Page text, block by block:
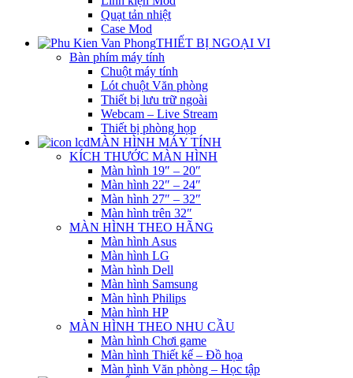
Quạt tản nhiệt
Case Mod
THIẾT BỊ NGOẠI VI
Bàn phím máy tính
Chuột máy tính
Lót chuột Văn phòng
Thiết bị lưu trữ ngoài
Webcam – Live Stream
Thiết bị phòng họp
MÀN HÌNH MÁY TÍNH
KÍCH THƯỚC MÀN HÌNH
Màn hình 19″ – 20″
Màn hình 22″ – 24″
Màn hình 27″ – 32″
Màn hình trên 32″
MÀN HÌNH THEO HÃNG
Màn hình Asus
Màn hình LG
Màn hình Dell
Màn hình Samsung
Màn hình Philips
Màn hình HP
MÀN HÌNH THEO NHU CẦU
Màn hình Chơi game
Màn hình Thiết kế – Đồ họa
Màn hình Văn phòng – Học tập